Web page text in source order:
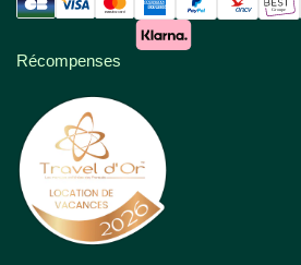
Récompenses